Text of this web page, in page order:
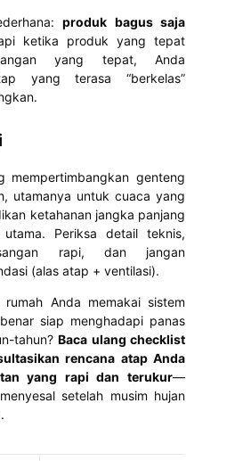
produk bagus saja
ketika produk yang tepat
yang tepat, Anda
yang terasa “berkelas”
mempertimbangkan genteng
utamanya untuk cuaca yang
ketahanan jangka panjang
Periksa detail teknis,
rapi, dan jangan
(alas atap + ventilasi).
rumah Anda memakai sistem
siap menghadapi panas
tahun?Baca ulang checklist
rencana atap Anda
yang rapi dan terukur—
setelah musim hujan